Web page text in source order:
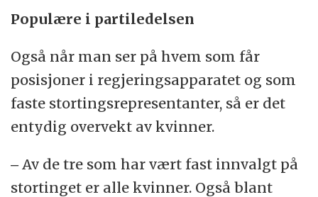
Populære i partiledelsen
Også når man ser på hvem som får
posisjoner i regjeringsapparatet og som
faste stortingsrepresentanter, så er det
entydig overvekt av kvinner.
‒ Av de tre som har vært fast innvalgt på
stortinget er alle kvinner. Også blant